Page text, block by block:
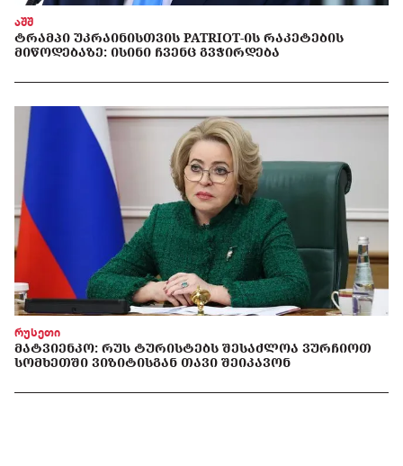
აშშ
ᲢᲠᲐᲛᲞᲘ ᲣᲙᲠᲐᲘᲜᲘᲡᲗᲕᲘᲡ PATRIOT-ᲘᲡ ᲠᲐᲙᲔᲢᲔᲑᲘᲡ
ᲛᲘᲬᲝᲓᲔᲑᲐᲖᲔ: ᲘᲡᲘᲜᲘ ᲩᲕᲔᲜᲪ ᲒᲕᲭᲘᲠᲓᲔᲑᲐ
რუსეთი
ᲛᲐᲢᲕᲘᲔᲜᲙᲝ: ᲠᲣᲡ ᲢᲣᲠᲘᲡᲢᲔᲑᲡ ᲨᲔᲡᲐᲫᲚᲝᲐ ᲕᲣᲠᲩᲘᲝᲗ
ᲡᲝᲛᲮᲔᲗᲨᲘ ᲕᲘᲖᲘᲢᲘᲡᲒᲐᲜ ᲗᲐᲕᲘ ᲨᲔᲘᲙᲐᲕᲝᲜ